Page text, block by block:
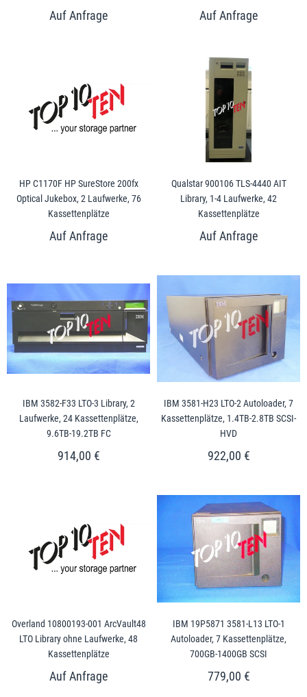
HP C1170F HP SureStore 200fx
Optical Jukebox, 2 Laufwerke, 76
Kassettenplätze
Qualstar 900106 TLS-4440 AIT
Library, 1-4 Laufwerke, 42
Kassettenplätze
IBM 3582-F33 LTO-3 Library, 2
Laufwerke, 24 Kassettenplätze,
9.6TB-19.2TB FC
914,00 €
IBM 3581-H23 LTO-2 Autoloader, 7
Kassettenplätze, 1.4TB-2.8TB SCSI-
HVD
922,00 €
Overland 10800193-001 ArcVault48
LTO Library ohne Laufwerke, 48
Kassettenplätze
IBM 19P5871 3581-L13 LTO-1
Autoloader, 7 Kassettenplätze,
700GB-1400GB SCSI
779,00 €